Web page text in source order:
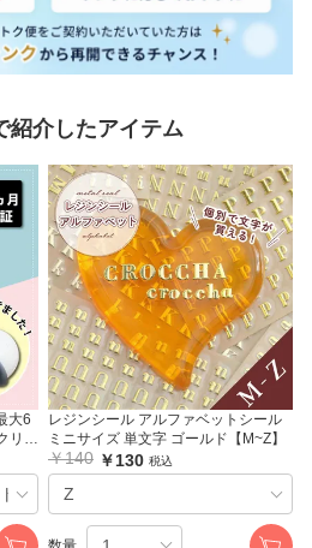
紹介したアイテム
大6
ル
レジンシール アルファベットシール
ミニサイズ 単文字 ゴールド【M~Z】
￥140 ￥130 税込